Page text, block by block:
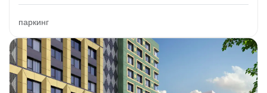
паркинг